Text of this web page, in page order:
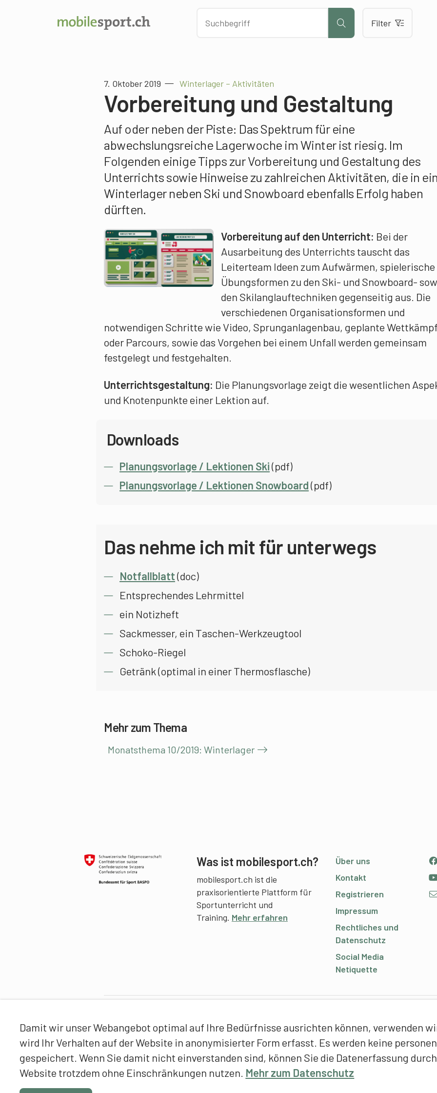
Damit wir unser Webangebot optimal auf Ihre Bedürfnisse ausrichten können, verwenden
wird Ihr Verhalten auf der Website in anonymisierter Form erfasst. Es werden keine
gespeichert. Wenn Sie damit nicht einverstanden sind, können Sie die Datenerfassung
Website trotzdem ohne Einschränkungen nutzen. Mehr zum Datenschutz
Filter
7. Oktober 2019 Winterlager – Aktivitäten
Vorbereitung und Gestaltung
Auf oder neben der Piste: Das Spektrum für eine
abwechslungsreiche Lagerwoche im Winter ist riesig. Im
Folgenden einige Tipps zur Vorbereitung und Gestaltung des
Unterrichts sowie Hinweise zu zahlreichen Aktivitäten, die in
Winterlager neben Ski und Snowboard ebenfalls Erfolg haben
dürften.
Vorbereitung auf den Unterricht: Bei der
Ausarbeitung des Unterrichts tauscht das
Leiterteam Ideen zum Aufwärmen, spielerische
Übungsformen zu den Ski- und Snowboard-
den Skilanglauftechniken gegenseitig aus. Die
verschiedenen Organisationsformen und
notwendigen Schritte wie Video, Sprunganlagenbau, geplante
oder Parcours, sowie das Vorgehen bei einem Unfall werden gemeinsam
festgelegt und festgehalten.
Unterrichtsgestaltung: Die Planungsvorlage zeigt die wesentlichen
und Knotenpunkte einer Lektion auf.
Downloads
Planungsvorlage / Lektionen Ski(pdf)
Planungsvorlage / Lektionen Snowboard(pdf)
Das nehme ich mit für unterwegs
Notfallblatt(doc)
Entsprechendes Lehrmittel
ein Notizheft
Sackmesser, ein Taschen-Werkzeugtool
Schoko-Riegel
Getränk (optimal in einer Thermosflasche)
Mehr zum Thema
Monatsthema 10/2019: Winterlager
Was ist mobilesport.ch?
mobilesport.ch ist die
praxisorientierte Plattform für
Sportunterricht und
Training. Mehr erfahren
Über uns
Kontakt
Registrieren
Impressum
Rechtliches und
Datenschutz
Social Media
Netiquette